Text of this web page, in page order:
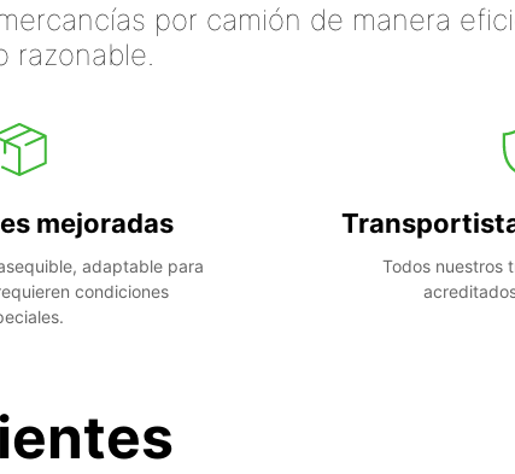
por camión de manera
razonable.
mejoradas
adaptable para
condiciones
Todos nuestros